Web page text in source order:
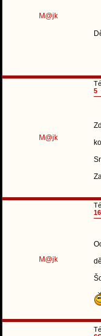
M@jk
M@jk
5
M@jk